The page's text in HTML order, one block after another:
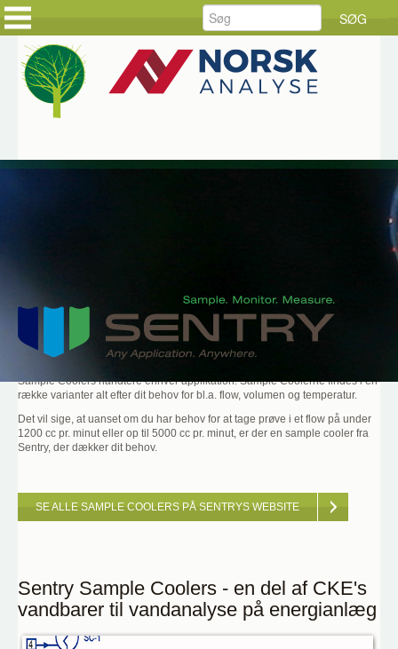
FORSIDE
PRODUKTER
LØSNINGER
FORSIDE
KUNDEHISTORIER
Sentry Sample Coolers
Sample Coolers håndtere enhver applikation. Sample Coolerne findes i en
række varianter alt efter dit behov for bl.a. flow, volumen og temperatur.
Det vil sige, at uanset om du har behov for at tage prøve i et flow på under
1200 cc pr. minut eller op til 5000 cc pr. minut, er der en sample cooler fra
Sentry, der dækker dit behov.
SE ALLE SAMPLE COOLERS PÅ SENTRYS WEBSITE
Sentry Sample Coolers - en del af CKE's
vandbarer til vandanalyse på energianlæg